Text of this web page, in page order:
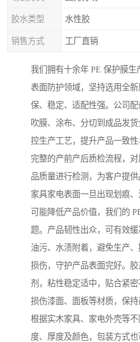
胶水类型 水性胶
销售方式 工厂直销
我们拥有十余年 PE 保护膜
表面防护领域，坚持选用全
保、稳定、适配性强。公司
吹膜、涂布、分切到成品发
控生产工艺，提升产品一致
完整的产前产后质检流程，
品质量进行检测，为客户提供
家具家电表面一旦出现划痕
可能降低产品价值，我们的
题。产品韧性出众，可有效缓
油污、水渍附着，避免生产
损伤，守护产品表面完好。
剂，粘性稳定适中，贴合紧密
损伤漆面、面板等材质，保
根据实木家具、家电外壳等
度、厚度及颜色，包装方式